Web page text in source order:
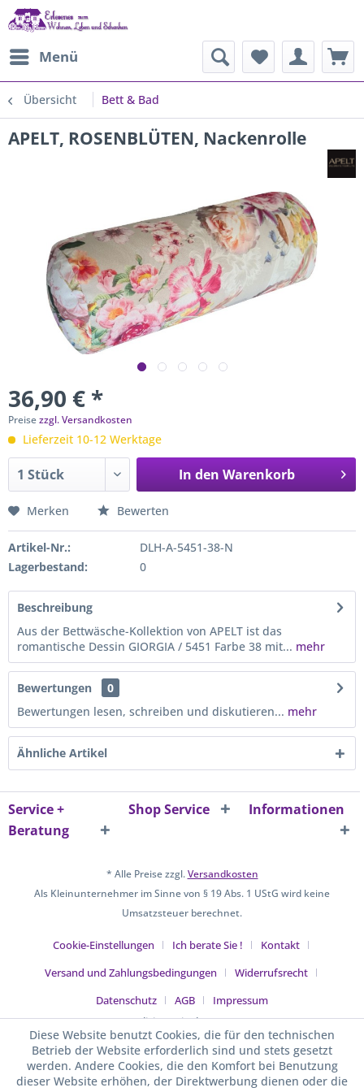
Menü
Übersicht Bett & Bad
APELT, ROSENBLÜTEN, Nackenrolle
36,90 € *
Preisezzgl. Versandkosten
Lieferzeit 10-12 Werktage
In den Warenkorb
Merken Bewerten
Artikel-Nr.:
DLH-A-5451-38-N
Lagerbestand:
0
Beschreibung
Aus der Bettwäsche-Kollektion von APELT ist das
romantische Dessin GIORGIA / 5451 Farbe 38 mit... mehr
Bewertungen
0
Bewertungen lesen, schreiben und diskutieren... mehr
Ähnliche Artikel
Service +
Beratung
Shop Service Informationen
* Alle Preise zzgl.Versandkosten
Als Kleinunternehmer im Sinne von § 19 Abs. 1 UStG wird keine
Umsatzsteuer berechnet.
Cookie-Einstellungen Ich berate Sie !
Kontakt
Versand und Zahlungsbedingungen
Widerrufsrecht
Datenschutz
AGB
Impressum
Realisiert mit Shopware
Diese Website benutzt Cookies, die für den technischen
Betrieb der Website erforderlich sind und stets gesetzt
werden. Andere Cookies, die den Komfort bei Benutzung
dieser Website erhöhen, der Direktwerbung dienen oder die